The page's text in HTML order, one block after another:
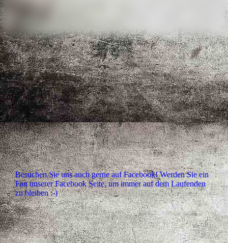
Besuchen Sie uns auch gerne auf Facebook! Werden Sie ein
Fan unserer Facebook Seite, um immer auf dem Laufenden
zu bleiben :-)